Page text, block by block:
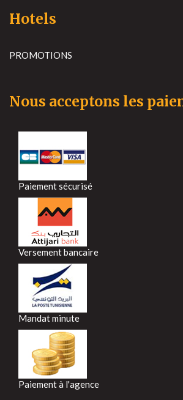
Hotels
PROMOTIONS
Nous acceptons les
Paiement sécurisé
Versement bancaire
Mandat minute
Paiement à l'agence